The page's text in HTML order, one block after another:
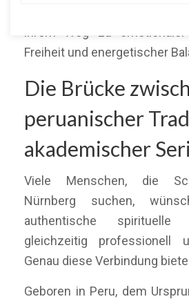
Freiheit und energetischer
Die Brücke
peruanischer
akademischer
Viele Menschen, die
Nürnberg suchen,
authentische spirituelle
gleichzeitig professionell
Genau diese Verbindung
Geboren in Peru, dem